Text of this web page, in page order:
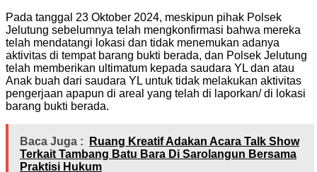
Pada tanggal 23 Oktober 2024, meskipun pihak Polsek
Jelutung sebelumnya telah mengkonfirmasi bahwa mereka
telah mendatangi lokasi dan tidak menemukan adanya
aktivitas di tempat barang bukti berada, dan Polsek Jelutung
telah memberikan ultimatum kepada saudara YL dan atau
Anak buah dari saudara YL untuk tidak melakukan aktivitas
pengerjaan apapun di areal yang telah di laporkan/ di lokasi
barang bukti berada.
Baca Juga :
Ruang Kreatif Adakan Acara Talk Show
Terkait Tambang Batu Bara Di Sarolangun Bersama
Praktisi Hukum